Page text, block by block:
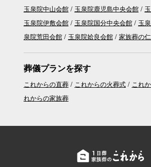
玉泉院中山会館 玉泉院鹿児島中央会館
玉泉院伊敷会館
玉泉院国分中央会館 玉
泉院荒田会館
玉泉院姶良会館 家族葬の
葬儀プランを探す
これからの直葬 これからの火葬式 これ
れからの家族葬